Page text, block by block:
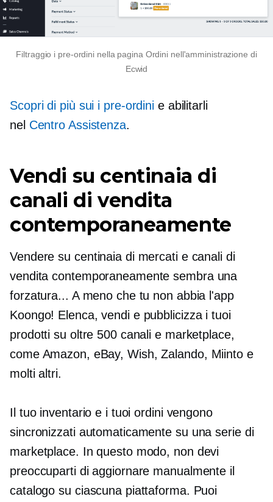
Filtraggio i pre-ordini nella pagina Ordini nell'amministrazione di
Ecwid
Scopri di più sui i pre-ordini e abilitarli
nel Centro Assistenza.
Vendi su centinaia di
canali di vendita
contemporaneamente
Vendere su centinaia di mercati e canali di
vendita contemporaneamente sembra una
forzatura... A meno che tu non abbia l'app
Koongo! Elenca, vendi e pubblicizza i tuoi
prodotti su oltre 500 canali e marketplace,
come Amazon, eBay, Wish, Zalando, Miinto e
molti altri.
Il tuo inventario e i tuoi ordini vengono
sincronizzati automaticamente su una serie di
marketplace. In questo modo, non devi
preoccuparti di aggiornare manualmente il
catalogo su ciascuna piattaforma. Puoi